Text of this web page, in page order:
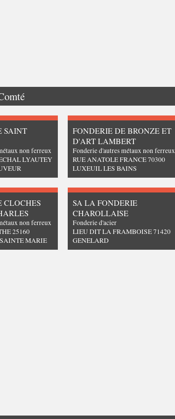
SAINT
non ferreux
LYAUTEY
FONDERIE DE BRONZE ET
D'ART LAMBERT
Fonderie d'autres métaux non ferreux
RUE ANATOLE FRANCE 70300
LUXEUIL LES BAINS
CLOCHES
non ferreux
25160
MARIE
SA LA FONDERIE
CHAROLLAISE
Fonderie d'acier
LIEU DIT LA FRAMBOISE 71420
GENELARD